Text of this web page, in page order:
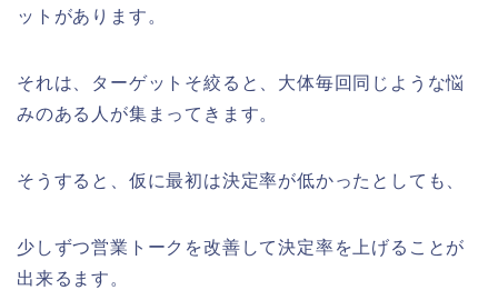
ットがあります。
それは、ターゲットそ絞ると、大体毎回同じような悩
みのある人が集まってきます。
そうすると、仮に最初は決定率が低かったとしても、
少しずつ営業トークを改善して決定率を上げることが
出来るます。